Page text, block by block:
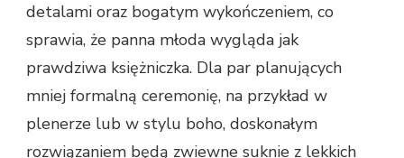
detalami oraz bogatym wykończeniem, co
sprawia, że panna młoda wygląda jak
prawdziwa księżniczka. Dla par planujących
mniej formalną ceremonię, na przykład w
plenerze lub w stylu boho, doskonałym
rozwiązaniem będą zwiewne suknie z lekkich